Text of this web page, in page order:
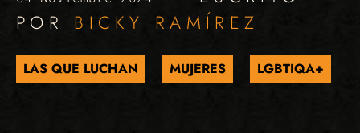
POR BICKY RAMÍREZ
LAS QUE LUCHAN MUJERES LGBTIQA+